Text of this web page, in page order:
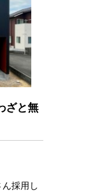
ざと無
採用し